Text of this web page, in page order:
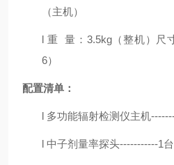
（主机）
l 重 量：3.5kg（整机）尺
6）
配置清单：
l 多功能辐射检测仪主机
l 中子剂量率探头-----------1台